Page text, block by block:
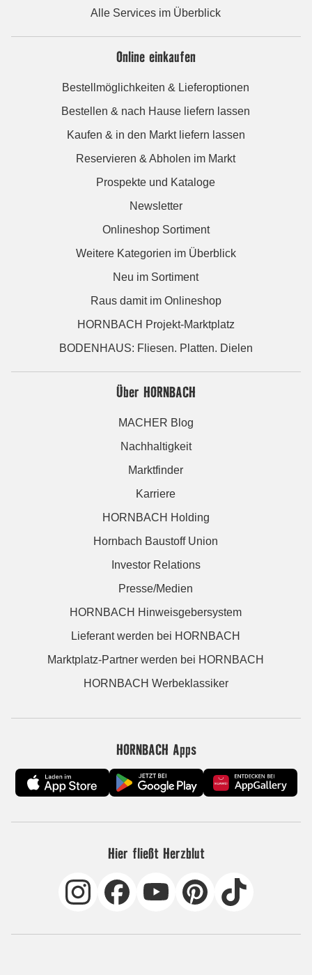
Alle Services im Überblick
Online einkaufen
Bestellmöglichkeiten & Lieferoptionen
Bestellen & nach Hause liefern lassen
Kaufen & in den Markt liefern lassen
Reservieren & Abholen im Markt
Prospekte und Kataloge
Newsletter
Onlineshop Sortiment
Weitere Kategorien im Überblick
Neu im Sortiment
Raus damit im Onlineshop
HORNBACH Projekt-Marktplatz
BODENHAUS: Fliesen. Platten. Dielen
Über HORNBACH
MACHER Blog
Nachhaltigkeit
Marktfinder
Karriere
HORNBACH Holding
Hornbach Baustoff Union
Investor Relations
Presse/Medien
HORNBACH Hinweisgebersystem
Lieferant werden bei HORNBACH
Marktplatz-Partner werden bei HORNBACH
HORNBACH Werbeklassiker
HORNBACH Apps
Hier fließt Herzblut